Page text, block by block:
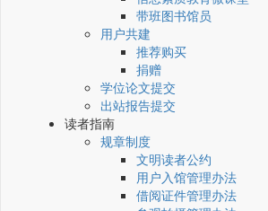
带班图书馆员
用户共建
推荐购买
捐赠
学位论文提交
出站报告提交
读者指南
规章制度
文明读者公约
用户入馆管理办法
借阅证件管理办法